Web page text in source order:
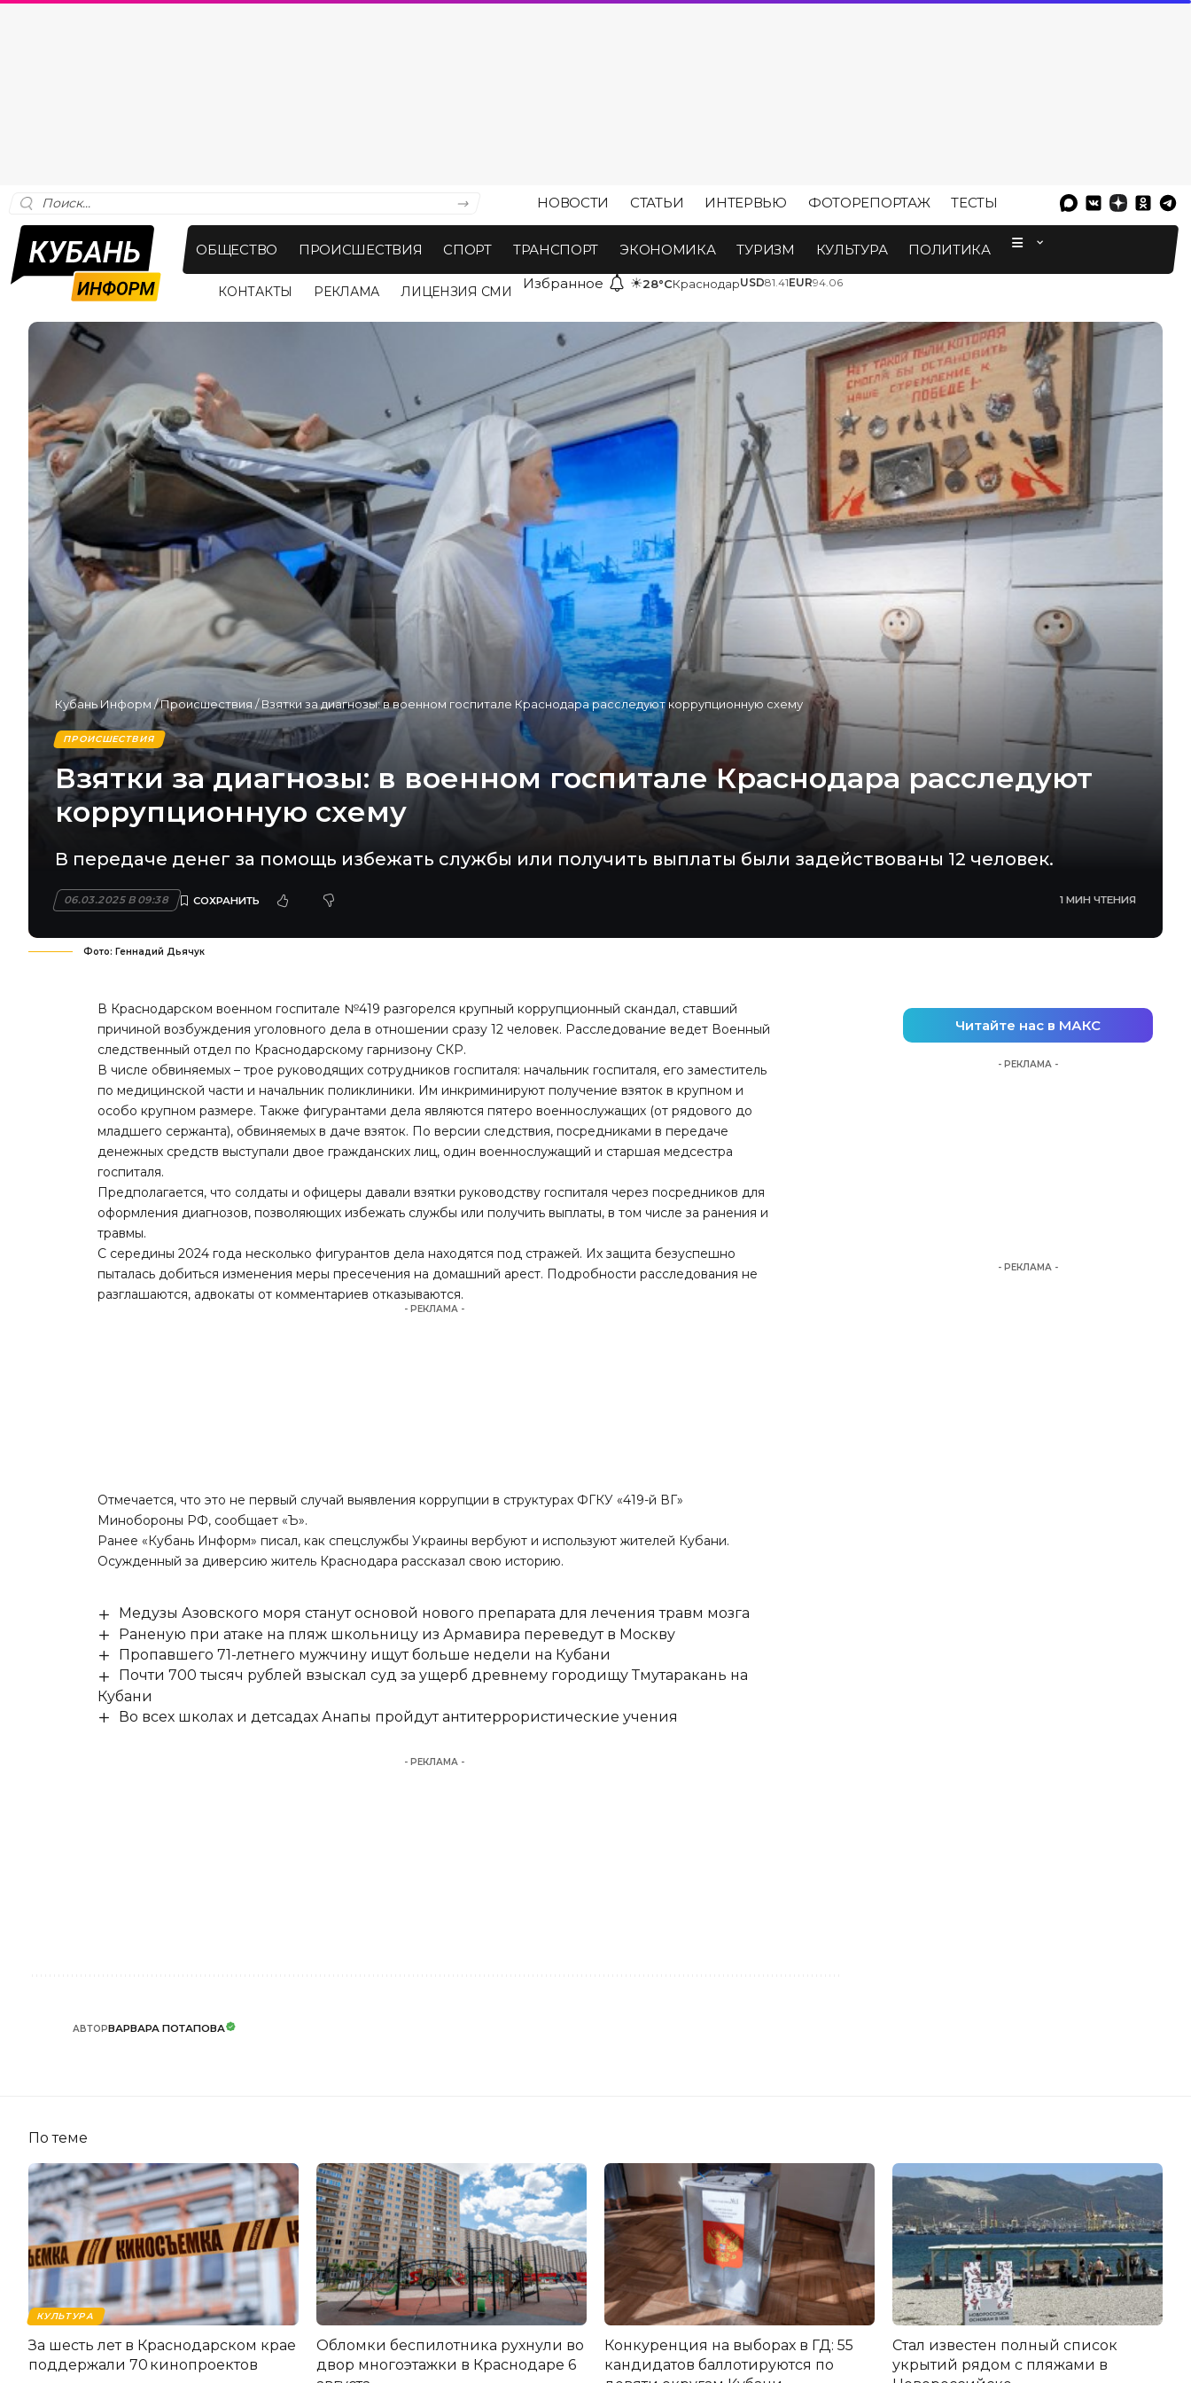
НОВОСТИ СТАТЬИ ИНТЕРВЬЮ ФОТОРЕПОРТАЖ ТЕСТЫ
ОБЩЕСТВО ПРОИСШЕСТВИЯ СПОРТ ТРАНСПОРТ ЭКОНОМИКА ТУРИЗМ КУЛЬТУРА ПОЛИТИКА
КОНТАКТЫ РЕКЛАМА ЛИЦЕНЗИЯ СМИ Избранное ☀28°CКраснодарUSD81.41EUR94.06
Кубань Информ /Происшествия /Взятки за диагнозы: в военном госпитале Краснодара расследуют коррупционную схему
ПРОИСШЕСТВИЯ
Взятки за диагнозы: в военном госпитале Краснодара расследуют
коррупционную схему
В передаче денег за помощь избежать службы или получить выплаты были задействованы 12 человек.
06.03.2025 В 09:38 1 МИН ЧТЕНИЯ
Фото: Геннадий Дьячук
В Краснодарском военном госпитале №419 разгорелся крупный коррупционный скандал, ставший
причиной возбуждения уголовного дела в отношении сразу 12 человек. Расследование ведет Военный
следственный отдел по Краснодарскому гарнизону СКР.
В числе обвиняемых – трое руководящих сотрудников госпиталя: начальник госпиталя, его заместитель
по медицинской части и начальник поликлиники. Им инкриминируют получение взяток в крупном и
особо крупном размере. Также фигурантами дела являются пятеро военнослужащих (от рядового до
младшего сержанта), обвиняемых в даче взяток. По версии следствия, посредниками в передаче
денежных средств выступали двое гражданских лиц, один военнослужащий и старшая медсестра
госпиталя.
Предполагается, что солдаты и офицеры давали взятки руководству госпиталя через посредников для
оформления диагнозов, позволяющих избежать службы или получить выплаты, в том числе за ранения и
травмы.
С середины 2024 года несколько фигурантов дела находятся под стражей. Их защита безуспешно
пыталась добиться изменения меры пресечения на домашний арест. Подробности расследования не
разглашаются, адвокаты от комментариев отказываются.
- РЕКЛАМА -
Отмечается, что это не первый случай выявления коррупции в структурах ФГКУ «419-й ВГ»
Минобороны РФ, сообщает «Ъ».
Ранее «Кубань Информ» писал, как спецслужбы Украины вербуют и используют жителей Кубани.
Осужденный за диверсию житель Краснодара рассказал свою историю.
Медузы Азовского моря станут основой нового препарата для лечения травм мозга
Раненую при атаке на пляж школьницу из Армавира переведут в Москву
Пропавшего 71-летнего мужчину ищут больше недели на Кубани
Почти 700 тысяч рублей взыскал суд за ущерб древнему городищу Тмутаракань на
Кубани
Во всех школах и детсадах Анапы пройдут антитеррористические учения
- РЕКЛАМА -
АВТОРВАРВАРА ПОТАПОВА
Читайте нас в МАКС
- РЕКЛАМА -
- РЕКЛАМА -
По теме
КУЛЬТУРА
За шесть лет в Краснодарском крае
поддержали 70 кинопроектов
Обломки беспилотника рухнули во
двор многоэтажки в Краснодаре 6
Конкуренция на выборах в ГД: 55
кандидатов баллотируются по
Стал известен полный список
укрытий рядом с пляжами в